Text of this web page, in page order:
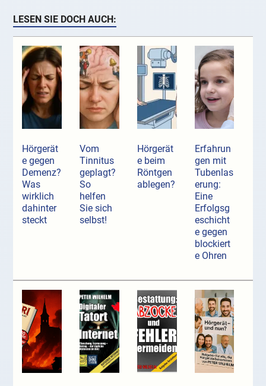
LESEN SIE DOCH AUCH:
Hörgerät
e gegen
Demenz?
Was
wirklich
dahinter
steckt
Vom
Tinnitus
geplagt?
So
helfen
Sie sich
selbst!
Hörgerät
e beim
Röntgen
ablegen?
Erfahrun
gen mit
Tubenlas
erung:
Eine
Erfolgsg
eschicht
e gegen
blockiert
e Ohren